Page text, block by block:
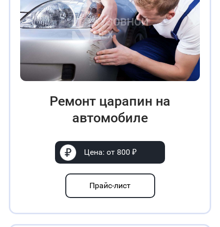
Ремонт царапин на
автомобиле
Цена: от 800 ₽
Прайс-лист